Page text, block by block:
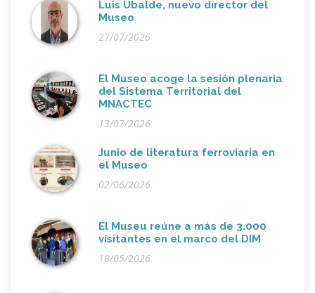
Luis Ubalde, nuevo director del
Museo
27/07/2026
El Museo acoge la sesión plenaria
del Sistema Territorial del
MNACTEC
13/07/2026
Junio de literatura ferroviaria en
el Museo
02/06/2026
El Museu reúne a más de 3.000
visitantes en el marco del DIM
18/05/2026